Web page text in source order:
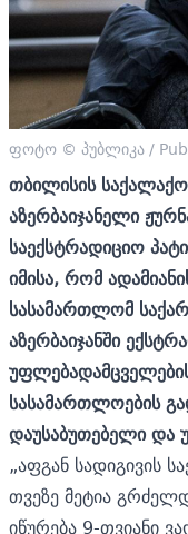
ფოტო © პუბლიკა /
თბილისის
აზერბაიჯანელი
საექსტრადიციო
იმისა, რომ
სასამართლომ
აზერბაიჯანში
სასამართლოების
დაუსაბუთებელი და
„აფგან სადიგივის
თვეზე მეტია
იწურება 9-თვიანი